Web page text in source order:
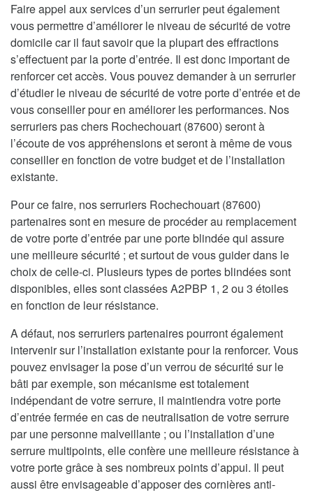
Faire appel aux services d’un serrurier peut également
vous permettre d’améliorer le niveau de sécurité de votre
domicile car il faut savoir que la plupart des effractions
s’effectuent par la porte d’entrée. Il est donc important de
renforcer cet accès. Vous pouvez demander à un serrurier
d’étudier le niveau de sécurité de votre porte d’entrée et de
vous conseiller pour en améliorer les performances. Nos
serruriers pas chers Rochechouart (87600) seront à
l’écoute de vos appréhensions et seront à même de vous
conseiller en fonction de votre budget et de l’installation
existante.
Pour ce faire, nos serruriers Rochechouart (87600)
partenaires sont en mesure de procéder au remplacement
de votre porte d’entrée par une porte blindée qui assure
une meilleure sécurité ; et surtout de vous guider dans le
choix de celle-ci. Plusieurs types de portes blindées sont
disponibles, elles sont classées A2PBP 1, 2 ou 3 étoiles
en fonction de leur résistance.
A défaut, nos serruriers partenaires pourront également
intervenir sur l’installation existante pour la renforcer. Vous
pouvez envisager la pose d’un verrou de sécurité sur le
bâti par exemple, son mécanisme est totalement
indépendant de votre serrure, il maintiendra votre porte
d’entrée fermée en cas de neutralisation de votre serrure
par une personne malveillante ; ou l’installation d’une
serrure multipoints, elle confère une meilleure résistance à
votre porte grâce à ses nombreux points d’appui. Il peut
aussi être envisageable d’apposer des cornières anti-